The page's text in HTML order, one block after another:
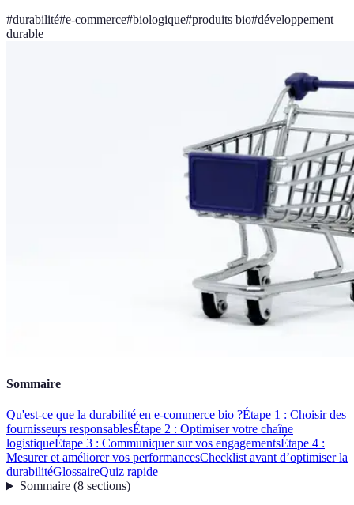
#durabilité#e-commerce#biologique#produits bio#développement
durable
Sommaire
Qu'est-ce que la durabilité en e-commerce bio ?Étape 1 : Choisir des
fournisseurs responsablesÉtape 2 : Optimiser votre chaîne
logistiqueÉtape 3 : Communiquer sur vos engagementsÉtape 4 :
Mesurer et améliorer vos performancesChecklist avant d’optimiser la
durabilitéGlossaireQuiz rapide
Sommaire(8 sections)